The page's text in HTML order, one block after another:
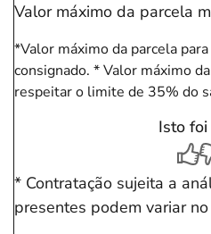
Valor máximo da parcela
*Valor máximo da parcela
consignado. * Valor máximo
respeitar o limite de 35% do
Isto
* Contratação sujeita a
presentes podem variar